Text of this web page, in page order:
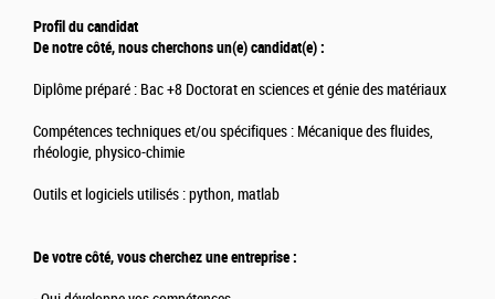
Profil du candidat
De notre côté, nous cherchons un(e) candidat(e) :
Diplôme préparé : Bac +8 Doctorat en sciences et génie des matériaux
Compétences techniques et/ou spécifiques : Mécanique des fluides,
rhéologie, physico-chimie
Outils et logiciels utilisés : python, matlab
De votre côté, vous cherchez une entreprise :